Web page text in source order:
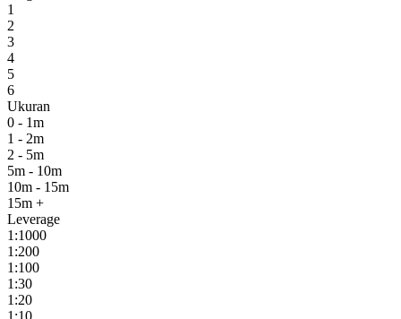
1
2
3
4
5
6
Ukuran
0 - 1m
1 - 2m
2 - 5m
5m - 10m
10m - 15m
15m +
Leverage
1:1000
1:200
1:100
1:30
1:20
1:10